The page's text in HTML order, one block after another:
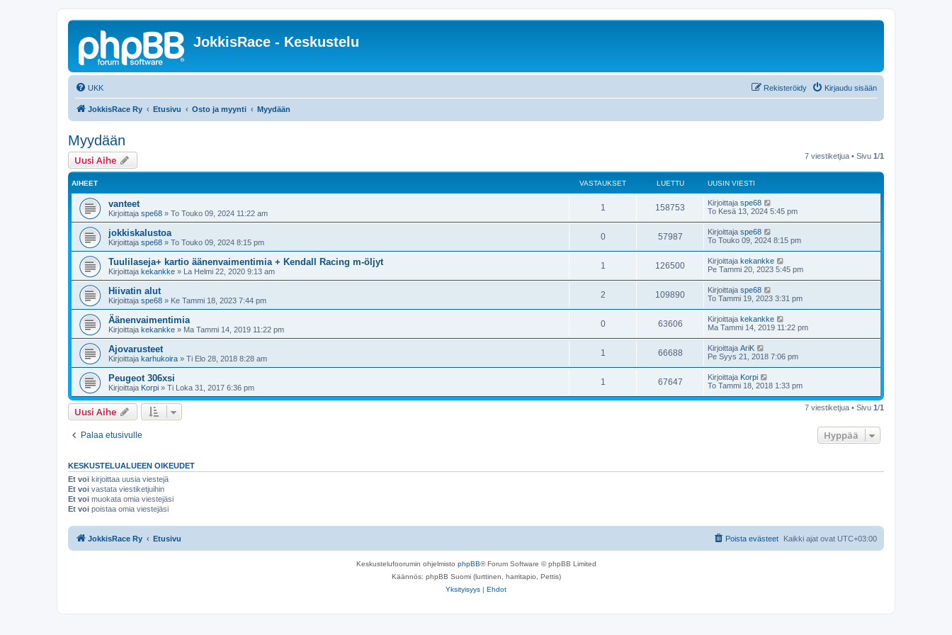
JokkisRace - Keskustelu
UKK Kirjaudu sisään
Rekisteröidy
JokkisRace Ry Etusivu Osto ja myynti Myydään
Myydään
Uusi Aihe 7 viestiketjua • Sivu 1/1
AIHEET VASTAUKSET LUETTU UUSIN VIESTI
vanteet
Kirjoittaja spe68 » To Touko 09, 2024 11:22 am
1 158753 Kirjoittaja spe68
To Kesä 13, 2024 5:45 pm
jokkiskalustoa
Kirjoittaja spe68 » To Touko 09, 2024 8:15 pm
0 57987 Kirjoittaja spe68
To Touko 09, 2024 8:15 pm
Tuulilaseja+ kartio äänenvaimentimia + Kendall Racing m-öljyt
Kirjoittaja kekankke » La Helmi 22, 2020 9:13 am
1 126500 Kirjoittaja kekankke
Pe Tammi 20, 2023 5:45 pm
Hiivatin alut
Kirjoittaja spe68 » Ke Tammi 18, 2023 7:44 pm
2 109890 Kirjoittaja spe68
To Tammi 19, 2023 3:31 pm
Äänenvaimentimia
Kirjoittaja kekankke » Ma Tammi 14, 2019 11:22 pm
0 63606 Kirjoittaja kekankke
Ma Tammi 14, 2019 11:22 pm
Ajovarusteet
Kirjoittaja karhukoira » Ti Elo 28, 2018 8:28 am
1 66688 Kirjoittaja AriK
Pe Syys 21, 2018 7:06 pm
Peugeot 306xsi
Kirjoittaja Korpi » Ti Loka 31, 2017 6:36 pm
1 67647 Kirjoittaja Korpi
To Tammi 18, 2018 1:33 pm
Uusi Aihe 7 viestiketjua • Sivu 1/1
Palaa etusivulle Hyppää
KESKUSTELUALUEEN OIKEUDET
Et voi kirjoittaa uusia viestejä
Et voi vastata viestiketjuihin
Et voi muokata omia viestejäsi
Et voi poistaa omia viestejäsi
JokkisRace Ry Etusivu Kaikki ajat ovat UTC+03:00
Poista evästeet
Keskustelufoorumin ohjelmisto phpBB® Forum Software © phpBB Limited
Käännös: phpBB Suomi (lurttinen, harritapio, Pettis)
Yksityisyys | Ehdot